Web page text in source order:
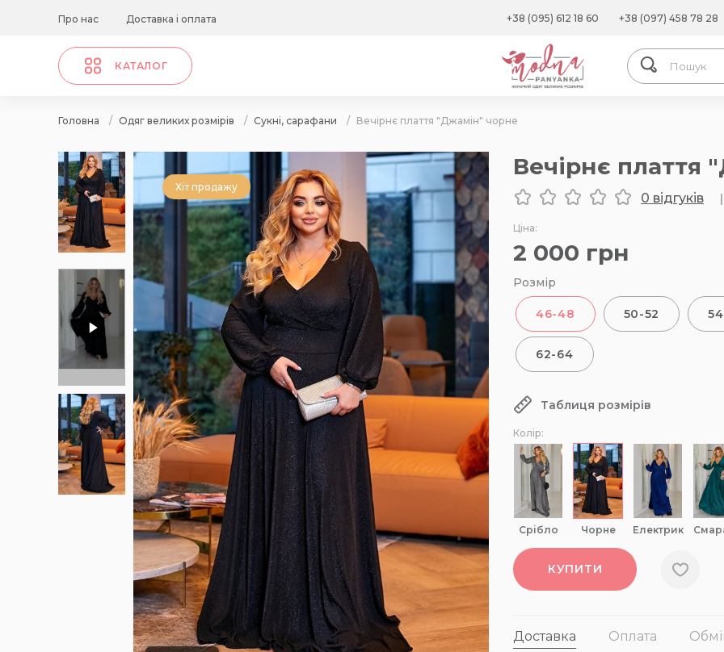
Про нас Доставка і оплата +38 (095) 612 18 60 +38 (097) 458 78 28
КАТАЛОГ
Головна / Одяг великих розмірів / Сукні, сарафани / Вечірнє плаття "Джамін" чорне
Хіт продажу
Вечірнє плаття
0 відгуків |
Ціна:
2 000 грн
Розмір
46-48 50-52
62-64
Таблиця розмірів
Колір:
срібло чорне електрик
КУПИТИ
Доставка Оплата